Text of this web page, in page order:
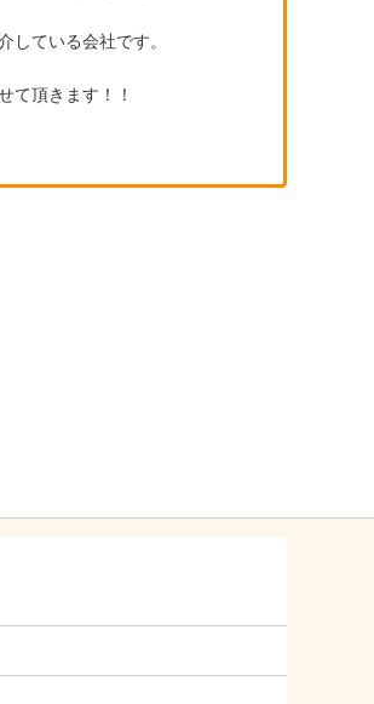
ている会社です。
て頂きます！！